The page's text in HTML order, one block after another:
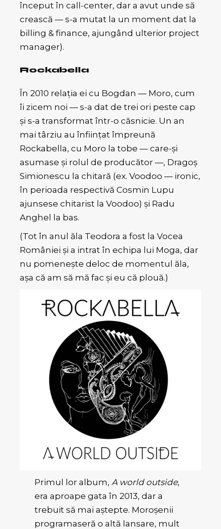
început în call-center, dar a avut unde să
crească — s-a mutat la un moment dat la
billing & finance, ajungând ulterior project
manager).
Rockabella
În 2010 relația ei cu Bogdan — Moro, cum
îi zicem noi — s-a dat de trei ori peste cap
și s-a transformat într-o căsnicie. Un an
mai târziu au înființat împreună
Rockabella, cu Moro la tobe — care-și
asumase și rolul de producător —, Dragoș
Simionescu la chitară (ex. Voodoo — ironic,
în perioada respectivă Cosmin Lupu
ajunsese chitarist la Voodoo) și Radu
Anghel la bas.
(Tot în anul ăla Teodora a fost la Vocea
României și a intrat în echipa lui Moga, dar
nu pomenește deloc de momentul ăla,
așa că am să mă fac și eu că plouă.)
Primul lor album, A world outside,
era aproape gata în 2013, dar a
trebuit să mai aștepte. Moroșenii
programaseră o altă lansare, mult